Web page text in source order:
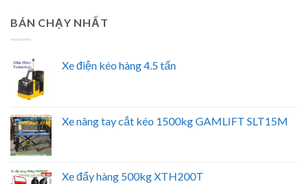
BÁN CHẠY NHẤT
Xe điện kéo hàng 4.5 tấn
Xe nâng tay cắt kéo 1500kg GAMLIFT SLT15M
Xe đẩy hàng 500kg XTH200T